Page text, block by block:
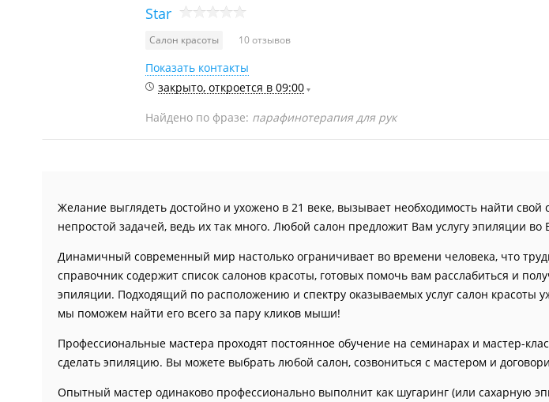
Star
Салон красоты 10 отзывов
Показать контакты
закрыто, откроется в 09:00
Найдено по фразе: парафинотерапия для рук
Желание выглядеть достойно и ухожено в 21 веке, вызывает необходимость найти свой
непростой задачей, ведь их так много. Любой салон предложит Вам услугу эпиляции во
Динамичный современный мир настолько ограничивает во времени человека, что
справочник содержит список салонов красоты, готовых помочь вам расслабиться и
эпиляции. Подходящий по расположению и спектру оказываемых услуг салон красоты
мы поможем найти его всего за пару кликов мыши!
Профессиональные мастера проходят постоянное обучение на семинарах и мастер-
сделать эпиляцию. Вы можете выбрать любой салон, созвониться с мастером и
Опытный мастер одинаково профессионально выполнит как шугаринг (или сахарную